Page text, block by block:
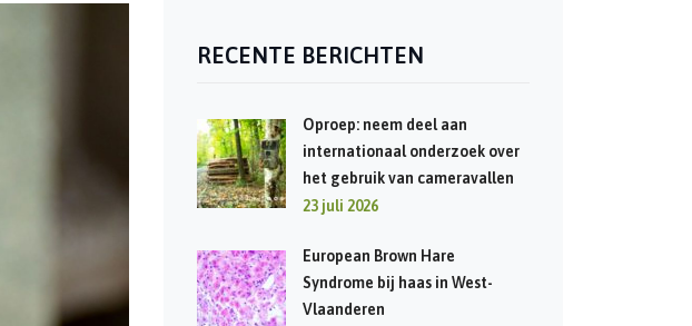
RECENTE BERICHTEN
Oproep: neem deel aan
internationaal onderzoek over
het gebruik van cameravallen
23 juli 2026
European Brown Hare
Syndrome bij haas in West-
Vlaanderen